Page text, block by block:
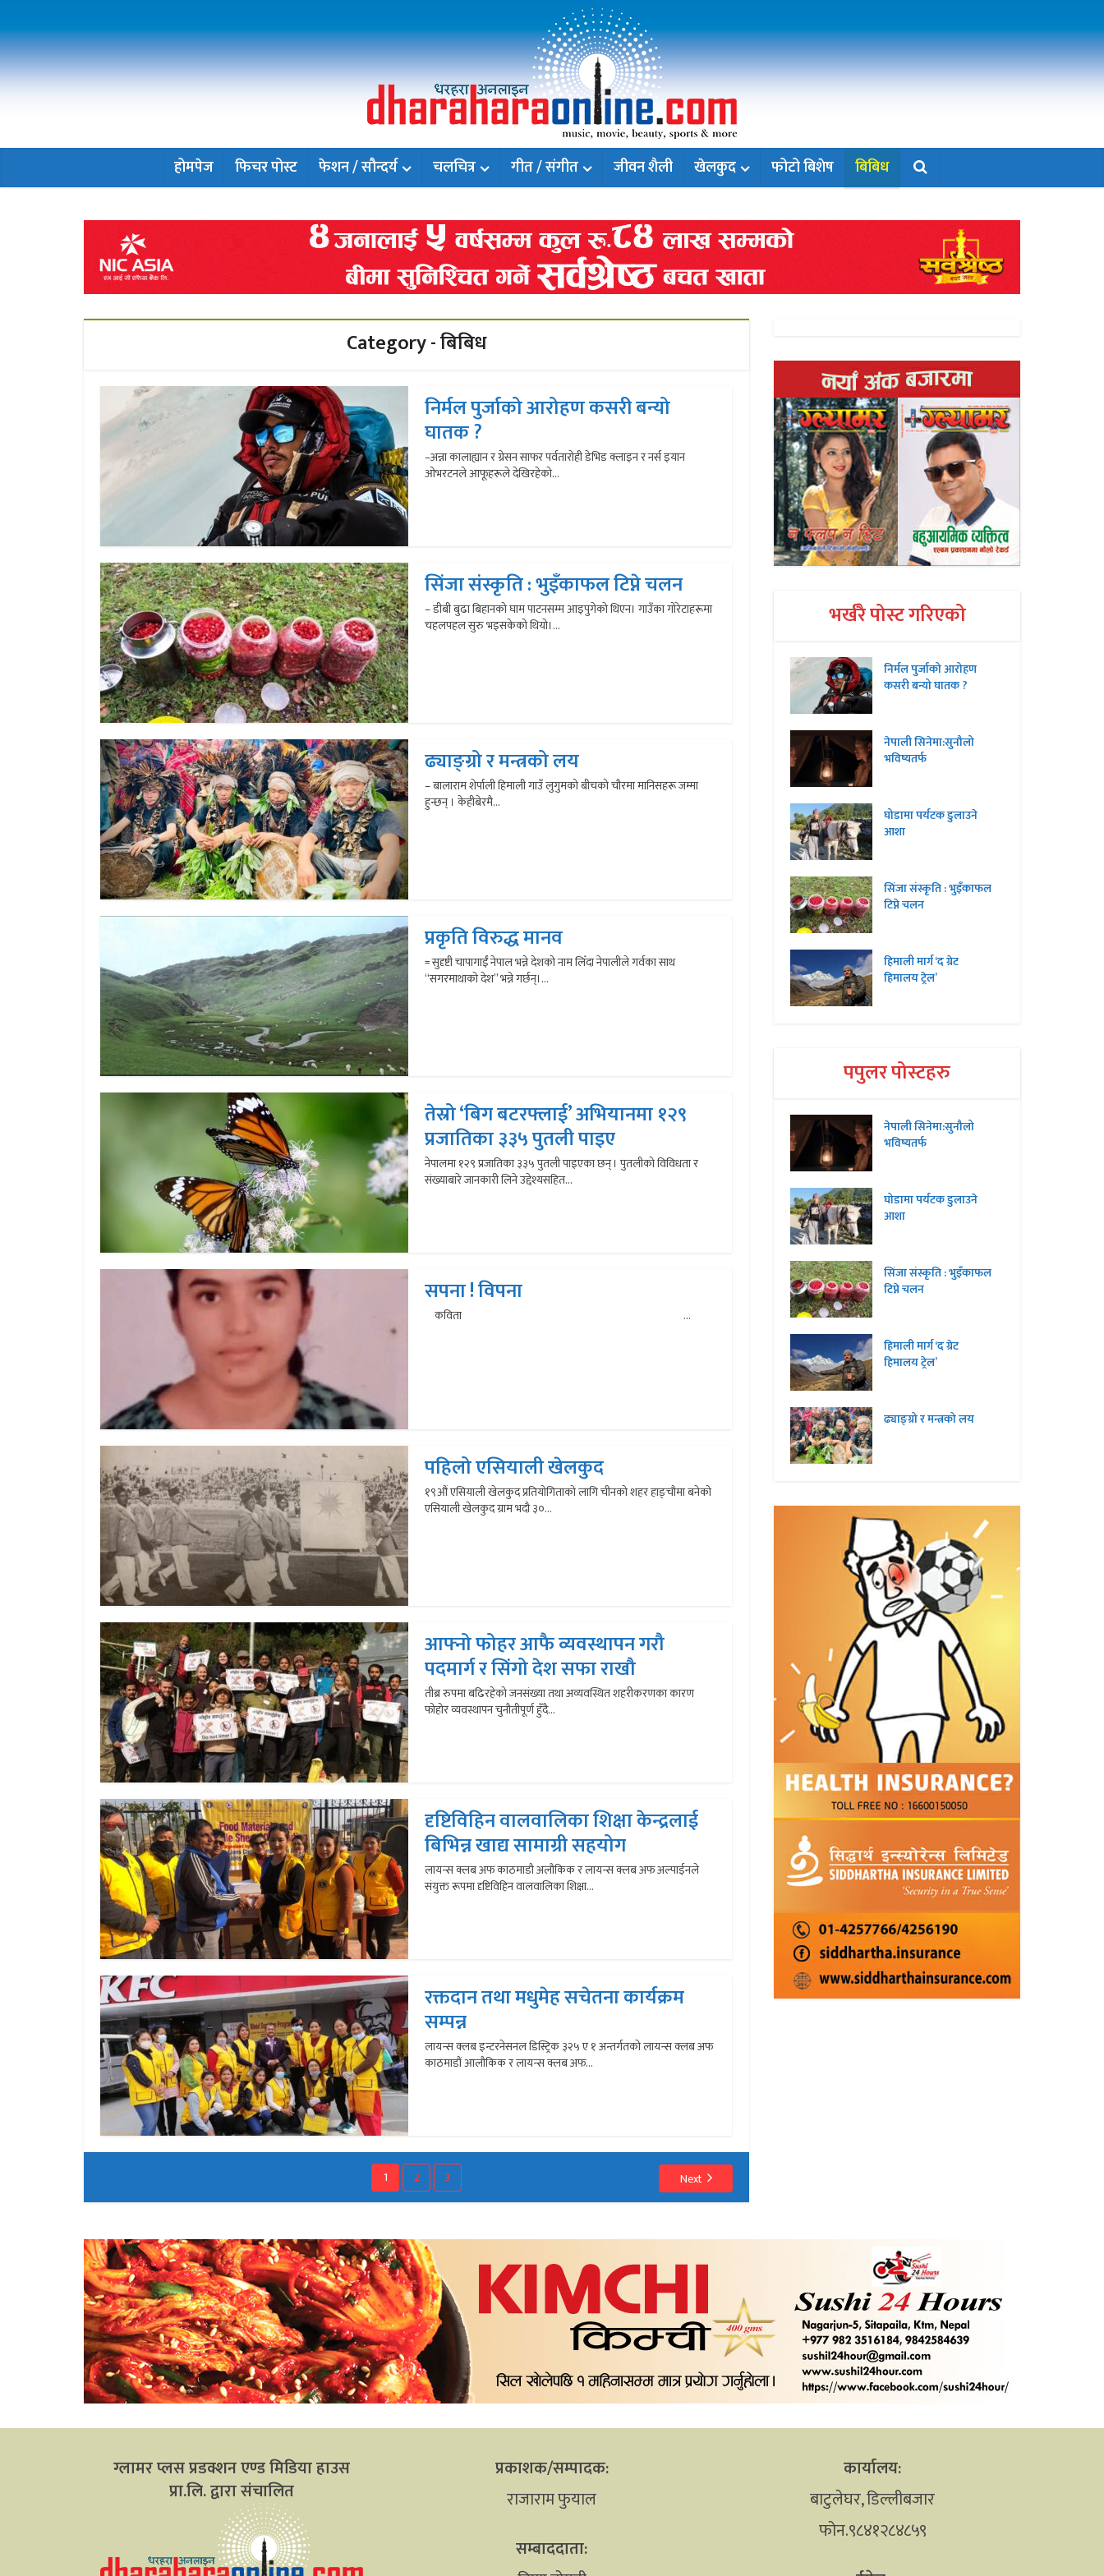
होमपेज फिचर पोस्ट फेशन / सौन्दर्य चलचित्र गीत / संगीत जीवन शैली खेलकुद फोटो बिशेष बिबिध
Category - बिबिध
निर्मल पुर्जाको आरोहण कसरी बन्यो
घातक ?
–अन्ना कालाह्यान र ग्रेसन साफर पर्वतारोही डेभिड क्लाइन र नर्स इयान
ओभरटनले आफूहरूले देखिरहेको...
सिंजा संस्कृति : भुइँकाफल टिप्ने चलन
– डीबी बुढा बिहानको घाम पाटनसम्म आइपुगेको थिएन। गाउँका गोरेटाहरूमा
चहलपहल सुरु भइसकेको थियो।...
ढ्याङ्ग्रो र मन्त्रको लय
– बालाराम शेर्पाली हिमाली गाउँ लुगुमको बीचको चौरमा मानिसहरू जम्मा
हुन्छन् । केहीबेरमै...
प्रकृति विरुद्ध मानव
= सुदृष्टी चापागाईँ नेपाल भन्ने देशको नाम लिँदा नेपालीले गर्वका साथ
“सगरमाथाको देश” भन्ने गर्छन्।...
तेस्रो ‘बिग बटरफ्लाई’ अभियानमा १२९
प्रजातिका ३३५ पुतली पाइए
नेपालमा १२९ प्रजातिका ३३५ पुतली पाइएका छन् । पुतलीको विविधता र
संख्याबारे जानकारी लिने उद्देश्यसहित...
सपना ! विपना
कविता ...
पहिलो एसियाली खेलकुद
१९औं एसियाली खेलकुद प्रतियोगिताको लागि चीनको शहर हाङ्चौमा बनेको
एसियाली खेलकुद ग्राम भदौ ३०...
आफ्नो फोहर आफै व्यवस्थापन गरौ
पदमार्ग र सिंगो देश सफा राखौ
तीब्र रुपमा बढिरहेको जनसंख्या तथा अव्यवस्थित शहरीकरणका कारण
फोहोर व्यवस्थापन चुनौतीपूर्ण हुँदै...
दृष्टिविहिन वालवालिका शिक्षा केन्द्रलाई
बिभिन्न खाद्य सामाग्री सहयोग
लायन्स क्लब अफ काठमाडौ अलौकिक र लायन्स क्लब अफ अल्पाईनले
संयुक्त रूपमा दृष्टिविहिन वालवालिका शिक्षा...
रक्तदान तथा मधुमेह सचेतना कार्यक्रम
सम्पन्न
लायन्स क्लब इन्टरनेसनल डिस्ट्रिक ३२५ ए १ अन्तर्गतको लायन्स क्लब अफ
काठमाडौं आलौकिक र लायन्स क्लब अफ...
1 2 3 Next
भर्खरै पोस्ट गरिएको
निर्मल पुर्जाको आरोहण
कसरी बन्यो घातक ?
नेपाली सिनेमा:सुनौलो
भविष्यतर्फ
घोडामा पर्यटक डुलाउने
आशा
सिंजा संस्कृति : भुइँकाफल
टिप्ने चलन
हिमाली मार्ग ‘द ग्रेट
हिमालय ट्रेल’
पपुलर पोस्टहरु
नेपाली सिनेमा:सुनौलो
भविष्यतर्फ
घोडामा पर्यटक डुलाउने
आशा
सिंजा संस्कृति : भुइँकाफल
टिप्ने चलन
हिमाली मार्ग ‘द ग्रेट
हिमालय ट्रेल’
ढ्याङ्ग्रो र मन्त्रको लय
ग्लामर प्लस प्रडक्शन एण्ड मिडिया हाउस
प्रा.लि. द्वारा संचालित
प्रकाशक/सम्पादक:
राजाराम फुयाल
सम्बाददाता:
कार्यालय:
बाटुलेघर, डिल्लीबजार
फोन.९८४१२८४८५९